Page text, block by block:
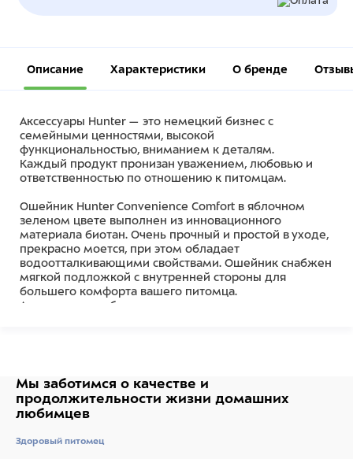
Описание Характеристики О бренде
Аксессуары Hunter — это немецкий бизнес с
семейными ценностями, высокой
функциональностью, вниманием к деталям.
Каждый продукт пронизан уважением, любовью и
ответственностью по отношению к питомцам.
Ошейник Hunter Convenience Comfort в яблочном
зеленом цвете выполнен из инновационного
материала биотан. Очень прочный и простой в уходе,
прекрасно моется, при этом обладает
водоотталкивающими свойствами. Ошейник снабжен
мягкой подложкой с внутренней стороны для
большего комфорта вашего питомца.
А яркие цвета обеспечивают лучшую видимость в
Состав
Мы заботимся о качестве и
продолжительности жизни домашних
любимцев
Здоровый питомец